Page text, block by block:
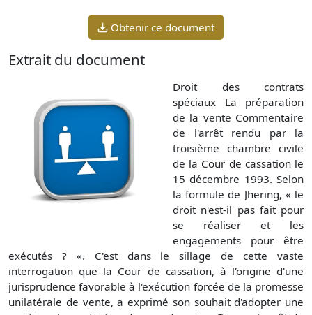
Obtenir ce document
Extrait du document
Droit des contrats
spéciaux La préparation
de la vente Commentaire
de l'arrêt rendu par la
troisième chambre civile
de la Cour de cassation le
15 décembre 1993. Selon
la formule de Jhering, « le
droit n'est-il pas fait pour
se réaliser et les
engagements pour être
exécutés ? «. C'est dans le sillage de cette vaste
interrogation que la Cour de cassation, à l'origine d'une
jurisprudence favorable à l'exécution forcée de la promesse
unilatérale de vente, a exprimé son souhait d'adopter une